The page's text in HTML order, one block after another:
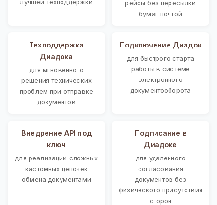
лучшей техподдержки
рейсы без пересылки
бумаг почтой
Техподдержка
Диадока
для мгновенного
решения технических
проблем при отправке
документов
Подключение Диадок
для быстрого старта
работы в системе
электронного
документооборота
Внедрение API под
ключ
для реализации сложных
кастомных цепочек
обмена документами
Подписание в
Диадоке
для удаленного
согласования
документов без
физического присутствия
сторон